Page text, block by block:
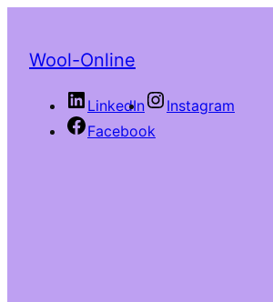
Wool-Online
LinkedIn
Instagram
Facebook